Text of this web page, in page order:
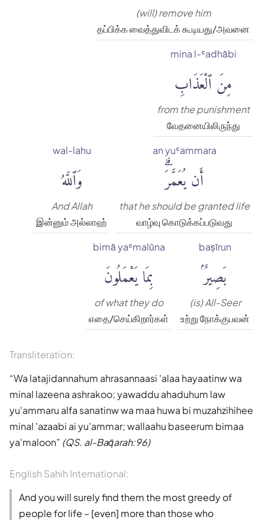
(will) remove him
தப்பிக்க வைத்துவிடக் கூடியது/அவனை
mina l-ʿadhābi
مِنَ ٱلْعَذَابِ
from the punishment
வேதனையிலிருந்து
an yuʿammara
أَن يُعَمَّرَۗ
that he should be granted life
வாழ்வு கொடுக்கப்படுவது
wal-lahu
وَٱللَّهُ
And Allah
இன்னும் அல்லாஹ்
baṣīrun
بَصِيرٌۢ
(is) All-Seer
உற்று நோக்குபவன்
bimā yaʿmalūna
بِمَا يَعْمَلُونَ
of what they do
எதை/செய்கிறார்கள்
Transliteration:
Wa latajidannahum ahrasannaasi 'alaa hayaatinw wa
minal lazeena ashrakoo; yawaddu ahaduhum law
yu'ammaru alfa sanatinw wa maa huwa bi muzahzihihee
minal 'azaabi ai yu'ammar; wallaahu baseerum bimaa
ya'maloon (QS. al-Baq̈arah:96)
English Sahih International:
And you will surely find them the most greedy of
people for life – [even] more than those who